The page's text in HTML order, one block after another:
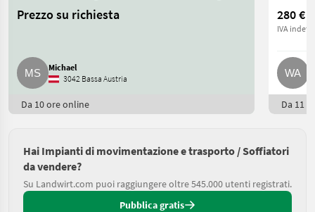
Prezzo su richiesta
Michael
3042 Bassa Austria
Da 10 ore online
280 €
IVA
Da 11
Hai Impianti di movimentazione e trasporto / Soffiatori
da vendere?
Su Landwirt.com puoi raggiungere oltre 545.000 utenti registrati.
Pubblica gratis